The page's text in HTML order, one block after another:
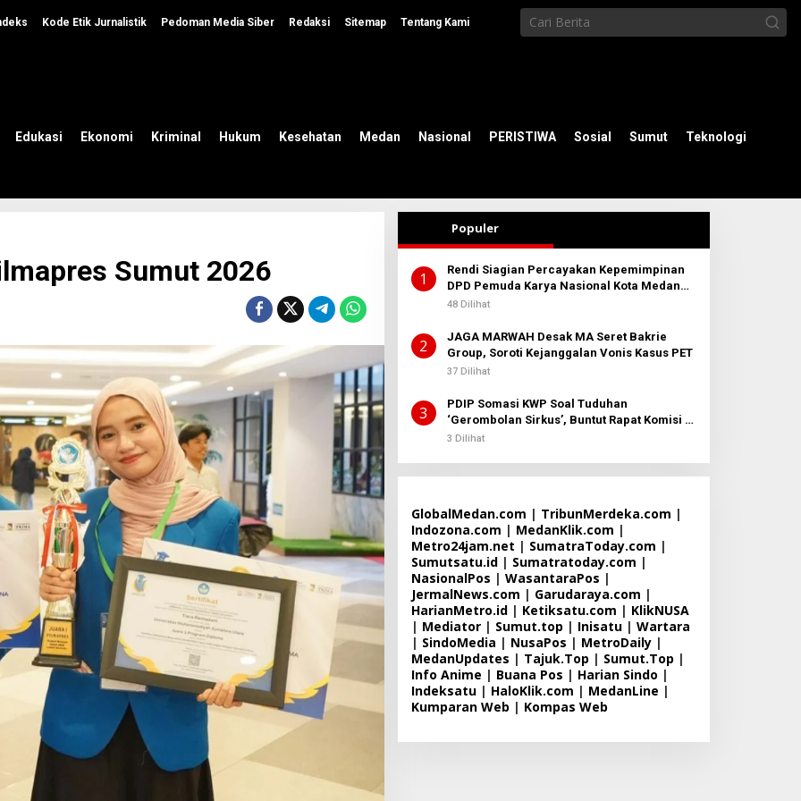
Kode Etik Jurnalistik Pedoman Media Siber Redaksi Sitemap Tentang Kami
Edukasi Ekonomi Kriminal Hukum Kesehatan Medan Nasional PERISTIWA Sosial Sumut Teknologi
Sumut 2026
Populer
1
Rendi Siagian Percayakan Kepemimpinan
DPD Pemuda Karya Nasional Kota Medan
kepada Josef Sembiring
48 Dilihat
2
JAGA MARWAH Desak MA Seret Bakrie
Group, Soroti Kejanggalan Vonis Kasus PET
37 Dilihat
3
PDIP Somasi KWP Soal Tuduhan
‘Gerombolan Sirkus’, Buntut Rapat Komisi II
Dipimpin Sufmi Dasco Ahmad
3 Dilihat
GlobalMedan.com | TribunMerdeka.com |
Indozona.com | MedanKlik.com |
Metro24jam.net | SumatraToday.com |
Sumutsatu.id| Sumatratoday.com |
NasionalPos | WasantaraPos |
JermalNews.com | Garudaraya.com |
HarianMetro.id| Ketiksatu.com | KlikNUSA
| Mediator| Sumut.top | Inisatu| Wartara
| SindoMedia | NusaPos | MetroDaily|
MedanUpdates | Tajuk.Top | Sumut.Top |
Info Anime | Buana Pos | Harian Sindo |
Indeksatu| HaloKlik.com | MedanLine |
Kumparan Web | Kompas Web